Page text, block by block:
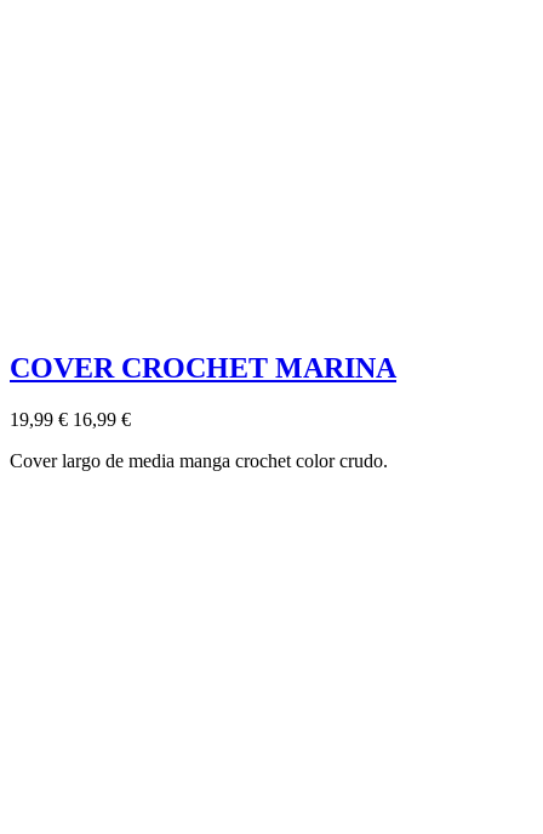
COVER CROCHET MARINA
19,99 € 16,99 €
Cover largo de media manga crochet color crudo.